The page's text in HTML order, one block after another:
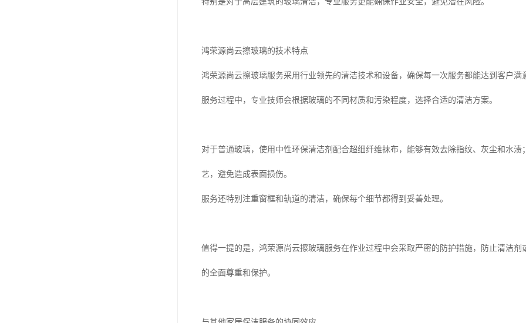
鸿荣源尚云擦玻璃的技术特点
鸿荣源尚云擦玻璃服务采用行业领先的清洁技术和设备，确保每一次服务都能达到客户满
服务过程中，专业技师会根据玻璃的不同材质和污染程度，选择合适的清洁方案。
对于普通玻璃，使用中性环保清洁剂配合超细纤维抹布，能够有效去除指纹、灰尘和水
艺，避免造成表面损伤。
服务还特别注重窗框和轨道的清洁，确保每个细节都得到妥善处理。
值得一提的是，鸿荣源尚云擦玻璃服务在作业过程中会采取严密的防护措施，防止清洁
的全面尊重和保护。